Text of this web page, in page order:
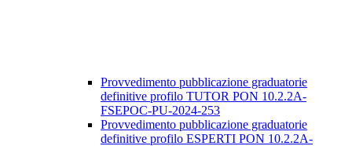
Provvedimento pubblicazione graduatorie
definitive profilo TUTOR PON 10.2.2A-
FSEPOC-PU-2024-253
Provvedimento pubblicazione graduatorie
definitive profilo ESPERTI PON 10.2.2A-